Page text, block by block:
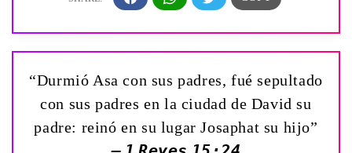
“Durmió Asa con sus padres, fué sepultado
con sus padres en la ciudad de David su
padre: reinó en su lugar Josaphat su hijo”